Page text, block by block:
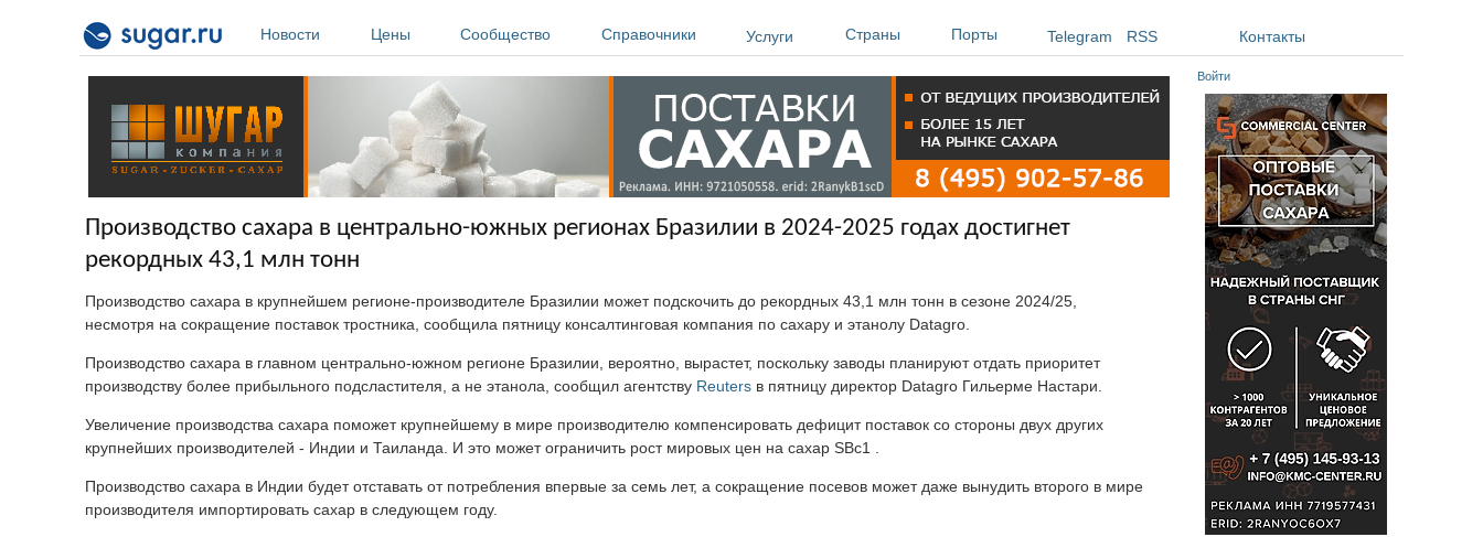
Новости
Цены Сообщество Справочники Услуги Страны Порты Telegram RSS Контакты
Производство сахара в центрально-южных регионах Бразилии в 2024-2025 годах достигнет
рекордных 43,1 млн тонн
Производство сахара в крупнейшем регионе-производителе Бразилии может подскочить до рекордных 43,1 млн тонн в сезоне 2024/25,
несмотря на сокращение поставок тростника, сообщила пятницу консалтинговая компания по сахару и этанолу Datagro.
Производство сахара в главном центрально-южном регионе Бразилии, вероятно, вырастет, поскольку заводы планируют отдать приоритет
производству более прибыльного подсластителя, а не этанола, сообщил агентству Reuters в пятницу директор Datagro Гильерме Настари.
Увеличение производства сахара поможет крупнейшему в мире производителю компенсировать дефицит поставок со стороны двух других
крупнейших производителей - Индии и Таиланда. И это может ограничить рост мировых цен на сахар SBc1 .
Производство сахара в Индии будет отставать от потребления впервые за семь лет, а сокращение посевов может даже вынудить второго в мире
производителя импортировать сахар в следующем году.
Войти